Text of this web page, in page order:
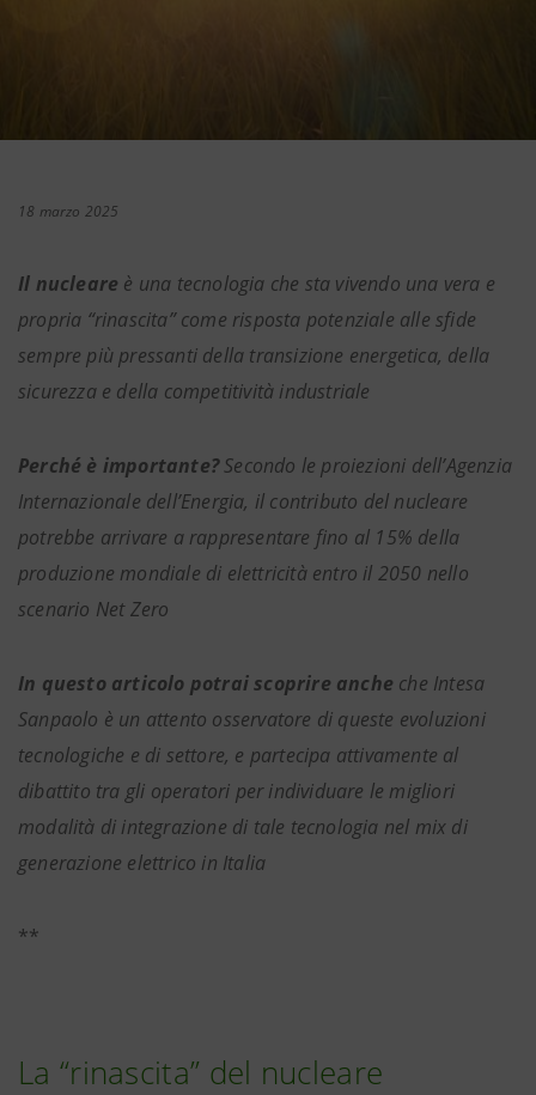
18 marzo 2025
Il nucleare è una tecnologia che sta vivendo una vera e
propria “rinascita” come risposta potenziale alle sfide
sempre più pressanti della transizione energetica, della
sicurezza e della competitività industriale
Perché è importante? Secondo le proiezioni dell’Agenzia
Internazionale dell’Energia, il contributo del nucleare
potrebbe arrivare a rappresentare fino al 15% della
produzione mondiale di elettricità entro il 2050 nello
scenario Net Zero
In questo articolo potrai scoprire anche che Intesa
Sanpaolo è un attento osservatore di queste evoluzioni
tecnologiche e di settore, e partecipa attivamente al
dibattito tra gli operatori per individuare le migliori
modalità di integrazione di tale tecnologia nel mix di
generazione elettrico in Italia
**
La “rinascita” del nucleare